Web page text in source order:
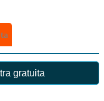
gratuita